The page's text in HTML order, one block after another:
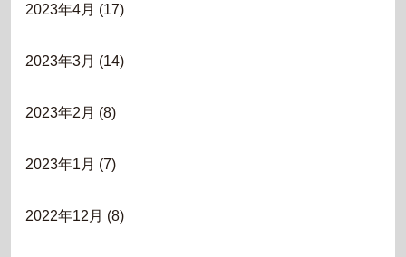
2023年4月 (17)
2023年3月 (14)
2023年2月 (8)
2023年1月 (7)
2022年12月 (8)